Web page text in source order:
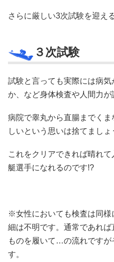
さらに厳しい3次試験を迎え
３次試験
試験と言っても実際には病
か、など身体検査や人間力が
病院で睾丸から直腸までく
しいという思いは捨てましょ
これをクリアできれば晴れ
艇選手になれるのです!?
※女性においても検査は同様
細は不明です。通常であれ
ものを履いて…の流れです
す。